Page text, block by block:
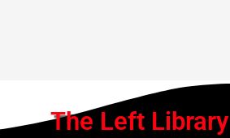
The Left Library